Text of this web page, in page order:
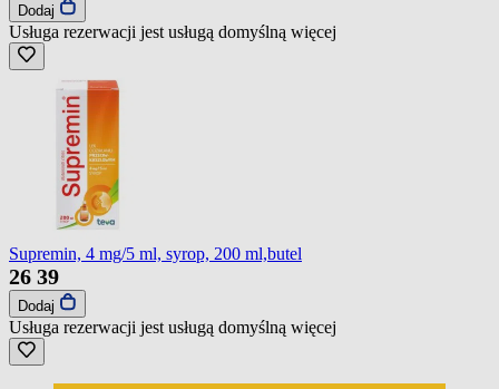
Dodaj
Usługa rezerwacji jest usługą domyślną więcej
Supremin, 4 mg/5 ml, syrop, 200 ml,butel
26 39
Dodaj
Usługa rezerwacji jest usługą domyślną więcej